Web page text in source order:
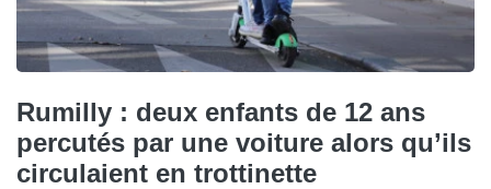
Rumilly : deux enfants de 12 ans
percutés par une voiture alors qu’ils
circulaient en trottinette